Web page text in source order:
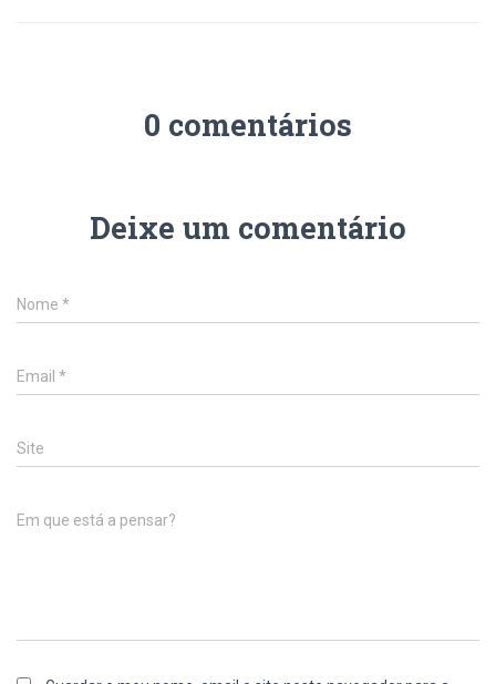
0 comentários
Deixe um comentário
Nome *
Email *
Site
Em que está a pensar?